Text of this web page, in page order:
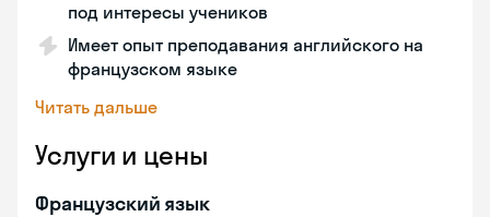
под интересы учеников
Имеет опыт преподавания английского на
французском языке
Читать дальше
Услуги и цены
Французский язык